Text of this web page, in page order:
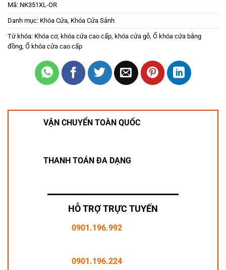
Mã: NK351XL-OR
Danh mục: Khóa Cửa, Khóa Cửa Sảnh
Từ khóa: Khóa cơ, khóa cửa cao cấp, khóa cửa gỗ, Ổ khóa cửa bằng
đồng, Ổ khóa cửa cao cấp
VẬN CHUYỂN TOÀN QUỐC
THANH TOÁN ĐA DẠNG
HỖ TRỢ TRỰC TUYẾN
0901.196.992
0901.196.224